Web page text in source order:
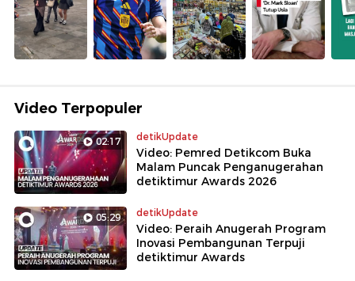
Video Terpopuler
02:17 detikUpdate
Video: Pemred Detikcom Buka
Malam Puncak Penganugerahan
detiktimur Awards 2026
05:29 detikUpdate
Video: Peraih Anugerah Program
Inovasi Pembangunan Terpuji
detiktimur Awards